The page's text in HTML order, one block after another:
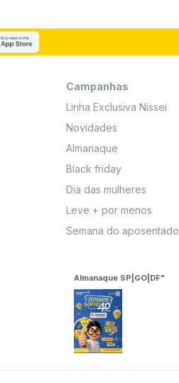
Campanhas
Linha Exclusiva Nissei
Novidades
Almanaque
Black friday
Dia das mulheres
Leve + por menos
Semana do aposentado
Almanaque SP|GO|DF"